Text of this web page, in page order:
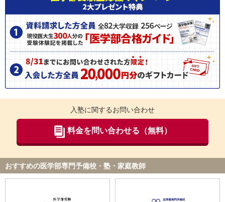
必要なインターネット環境
インターネット通信環境はご自身でご用意いただく必要がありま
使用するツール・アプリ
ZOOM等
入塾に関するお問い合わせ
料金を問い合わせる（無料）
おすすめの医学部専門予備校・塾・家庭教師